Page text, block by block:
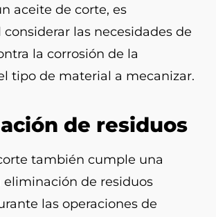
aceite de corte, es
las necesidades de
la corrosión de la
tipo de material a mecanizar.
de residuos
también cumple una
de residuos
las operaciones de